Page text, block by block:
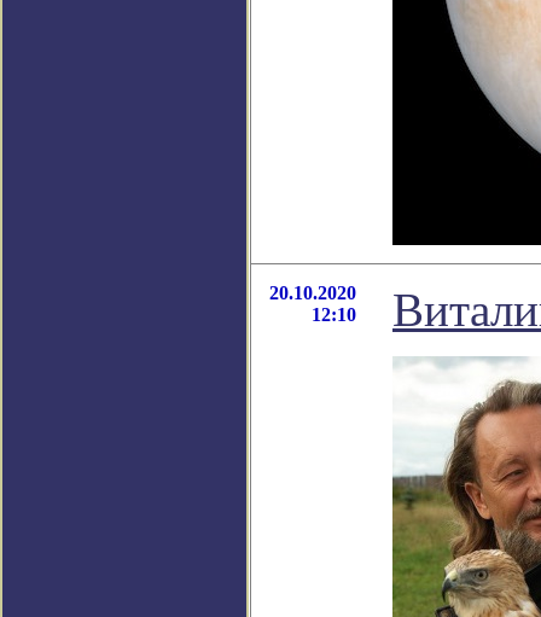
20.10.2020
12:10